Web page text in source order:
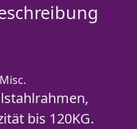
Misc.
bis 120KG.